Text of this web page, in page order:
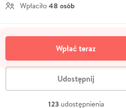
Wpłaciło 48 osób
Wpłać teraz
Udostępnij
123 udostępnienia